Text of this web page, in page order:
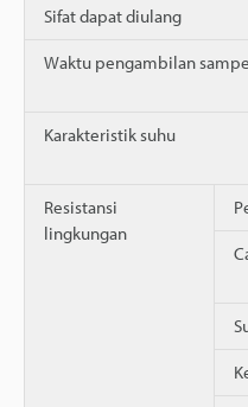
Sifat dapat diulang
Waktu pengambilan
Karakteristik suhu
Resistansi
lingkungan